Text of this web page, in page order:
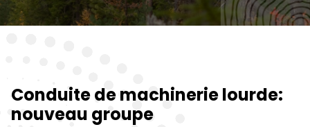
Conduite de machinerie lourde:
nouveau groupe